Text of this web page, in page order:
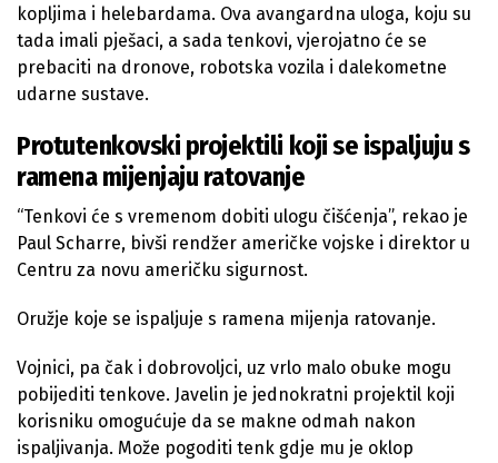
kopljima i helebardama. Ova avangardna uloga, koju su
tada imali pješaci, a sada tenkovi, vjerojatno će se
prebaciti na dronove, robotska vozila i dalekometne
udarne sustave.
Protutenkovski projektili koji se ispaljuju s
ramena mijenjaju ratovanje
“Tenkovi će s vremenom dobiti ulogu čišćenja”, rekao je
Paul Scharre, bivši rendžer američke vojske i direktor u
Centru za novu američku sigurnost.
Oružje koje se ispaljuje s ramena mijenja ratovanje.
Vojnici, pa čak i dobrovoljci, uz vrlo malo obuke mogu
pobijediti tenkove. Javelin je jednokratni projektil koji
korisniku omogućuje da se makne odmah nakon
ispaljivanja. Može pogoditi tenk gdje mu je oklop